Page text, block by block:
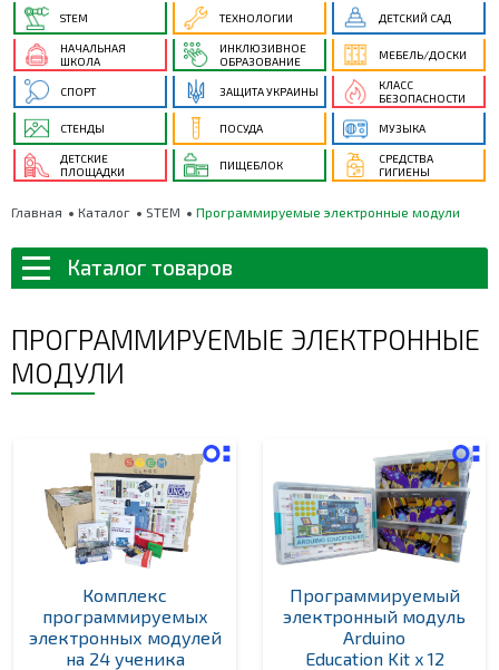
STEM ТЕХНОЛОГИИ ДЕТСКИЙ САД
НАЧАЛЬНАЯ
ШКОЛА
ИНКЛЮЗИВНОЕ
ОБРАЗОВАНИЕ
МЕБЕЛЬ/ДОСКИ
СПОРТ ЗАЩИТА УКРАИНЫ
КЛАСС
БЕЗОПАСНОСТИ
СТЕНДЫ ПОСУДА МУЗЫКА
ДЕТСКИЕ
ПЛОЩАДКИ
ПИЩЕБЛОК
СРЕДСТВА
ГИГИЕНЫ
Главная Каталог STEM Программируемые электронные модули
Каталог товаров
ПРОГРАММИРУЕМЫЕ ЭЛЕКТРОННЫЕ
МОДУЛИ
Комплекс
программируемых
электронных модулей
на 24 ученика
Программируемый
электронный модуль
Arduino
Education Kit x 12